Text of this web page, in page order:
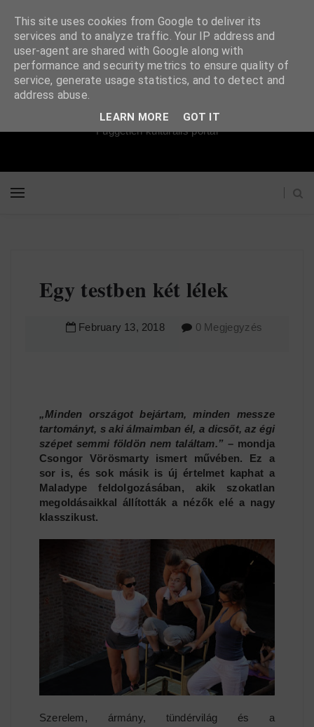
Súgópéldány
Független kulturális portál
Egy testben két lélek
February 13, 2018 0 Megjegyzés
„Minden országot bejártam, minden messze
tartományt, s aki álmaimban él, a dicsőt, az égi
szépet semmi földön nem találtam.” – mondja
Csongor Vörösmarty ismert művében. Ez a
sor is, és sok másik is új értelmet kaphat a
Maladype feldolgozásában, akik szokatlan
megoldásaikkal állították a nézők elé a nagy
klasszikust.
Szerelem, ármány, tündérvilág és a
This site uses cookies from Google to deliver its
services and to analyze traffic. Your IP address and
user-agent are shared with Google along with
performance and security metrics to ensure quality of
service, generate usage statistics, and to detect and
address abuse.
LEARN MORE GOT IT